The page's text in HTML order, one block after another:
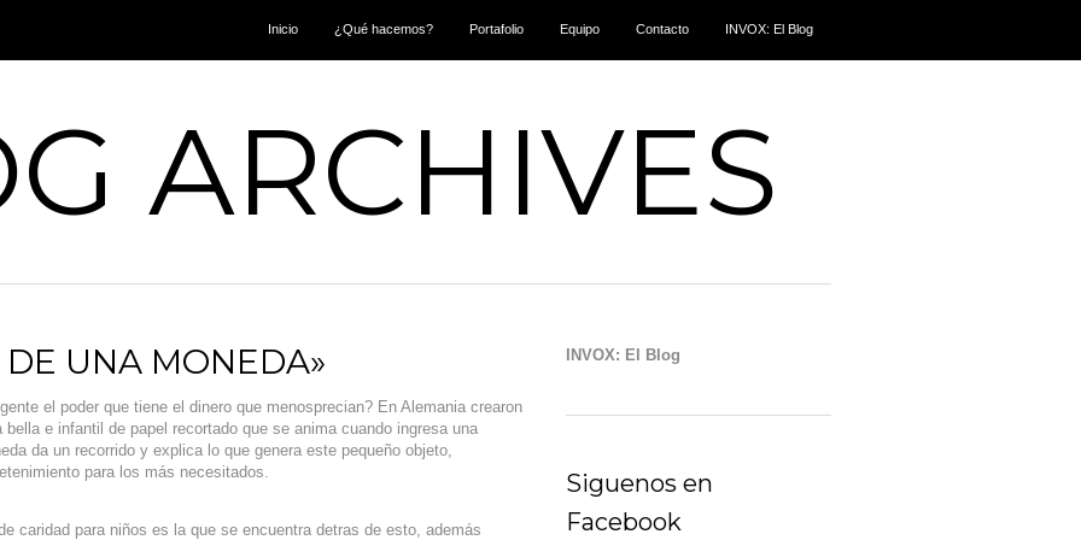
Inicio ¿Qué hacemos? Portafolio Equipo Contacto INVOX: El Blog
ARCHIVES
UNA MONEDA»
el poder que tiene el dinero que menosprecian? En Alemania crearon
e infantil de papel recortado que se anima cuando ingresa una
da un recorrido y explica lo que genera este pequeño objeto,
para los más necesitados.
caridad para niños es la que se encuentra detras de esto, además
INVOX: El Blog
Siguenos en
Facebook